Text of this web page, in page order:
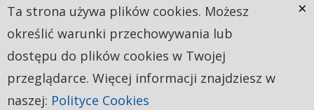
Ta strona używa plików cookies. Możesz
określić warunki przechowywania lub
dostępu do plików cookies w Twojej
przeglądarce. Więcej informacji znajdziesz w
naszej: Polityce Cookies
×